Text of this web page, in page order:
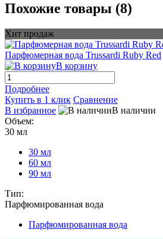
Похожие товары (8)
Хит продаж
Парфюмерная вода Trussardi Ruby Red
В корзину
Подробнее
Купить в 1 клик Сравнение
В избранное
В наличии
Объем:
30 мл
30 мл
60 мл
90 мл
Тип:
Парфюмированная вода
Парфюмированная вода